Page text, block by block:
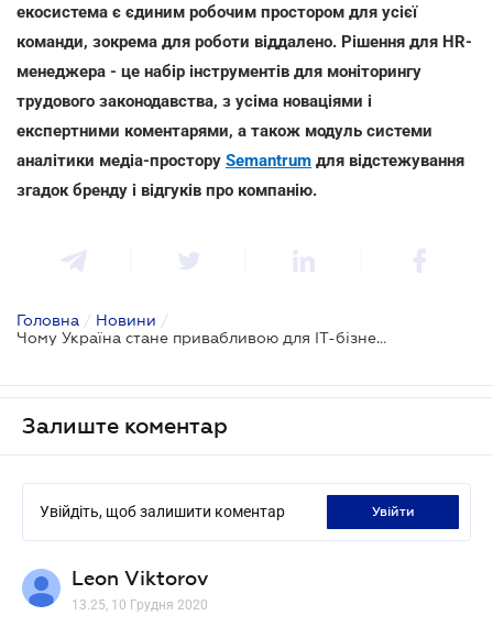
екосистема є єдиним робочим простором для усієї
команди, зокрема для роботи віддалено. Рішення для HR-
менеджера - це набір інструментів для моніторингу
трудового законодавства, з усіма новаціями і
експертними коментарями, а також модуль системи
аналітики медіа-простору Semantrum для відстежування
згадок бренду і відгуків про компанію.
Головна / Новини /
Чому Україна стане привабливою для IT-бізнесу у 2021 році: 5 новацій
Залиште коментар
Увійдіть, щоб залишити коментар увійти
Leon Viktorov
13.25, 10 Грудня 2020